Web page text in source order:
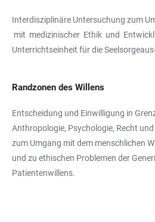
Interdisziplinäre Untersuchung zum
mit medizinischer Ethik und
Unterrichtseinheit für die
Randzonen des Willens
Entscheidung und Einwilligung in
Anthropologie, Psychologie, Recht
zum Umgang mit dem menschlichen
und zu ethischen Problemen der
Patientenwillens.